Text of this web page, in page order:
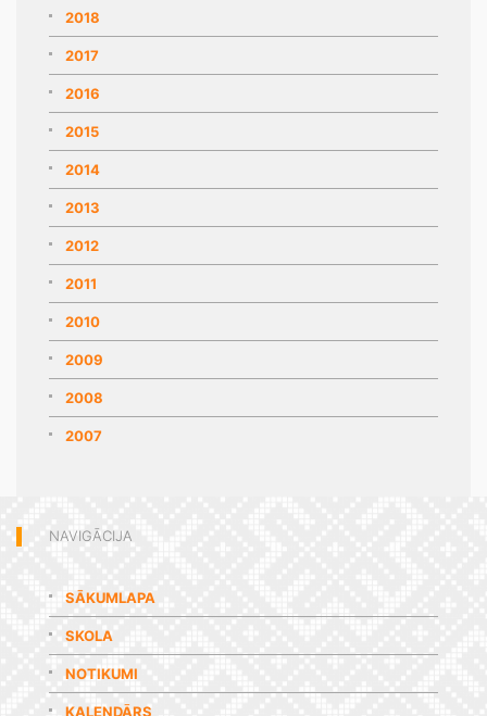
2018
2017
2016
2015
2014
2013
2012
2011
2010
2009
2008
2007
NAVIGĀCIJA
SĀKUMLAPA
SKOLA
NOTIKUMI
KALENDĀRS